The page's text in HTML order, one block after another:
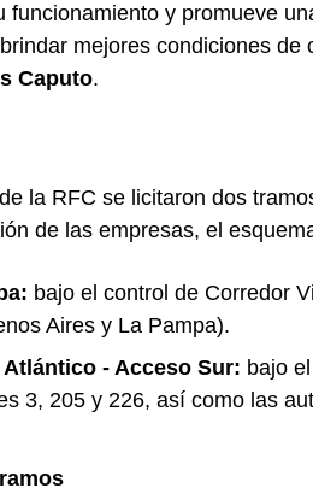
funcionamiento y promueve
mejores condiciones
Caputo.
de la RFC se licitaron dos
de las empresas, el
bajo el control de Corredor
Aires y La Pampa).
Atlántico - Acceso Sur: bajo
3, 205 y 226, así como las